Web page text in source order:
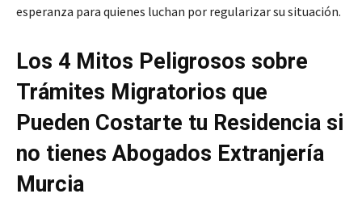
esperanza para quienes luchan por regularizar su situación.
Los 4 Mitos Peligrosos sobre
Trámites Migratorios que
Pueden Costarte tu Residencia si
no tienes Abogados Extranjería
Murcia